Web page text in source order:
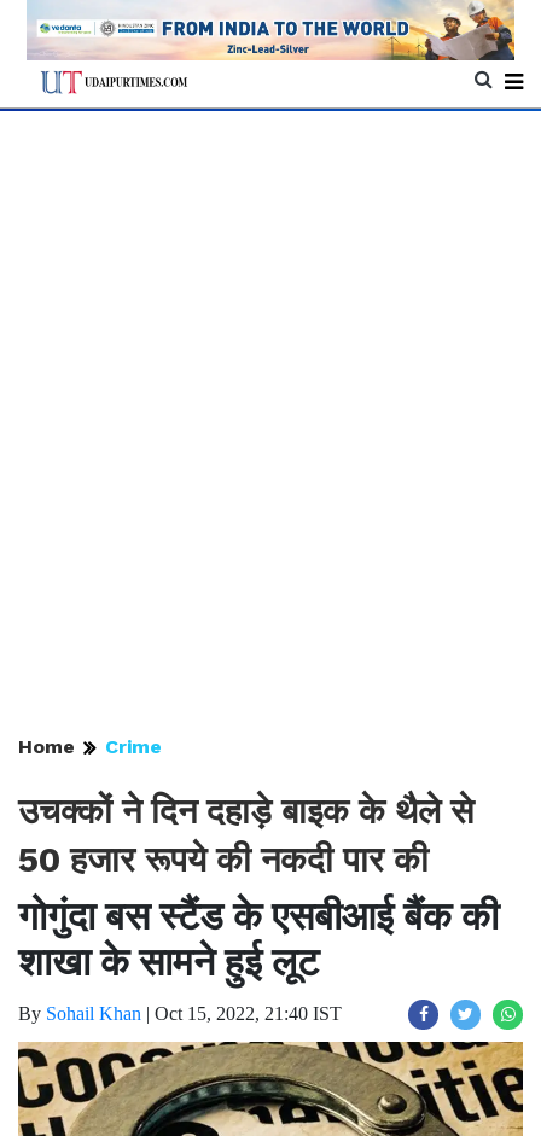
Home Crime
उचक्कों ने दिन दहाड़े बाइक के थैले से
50 हजार रूपये की नकदी पार की
गोगुंदा बस स्टैंड के एसबीआई बैंक की
शाखा के सामने हुई लूट
By Sohail Khan | Oct 15, 2022, 21:40 IST